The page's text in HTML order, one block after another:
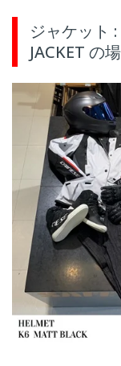
ジャケット
JACKET の